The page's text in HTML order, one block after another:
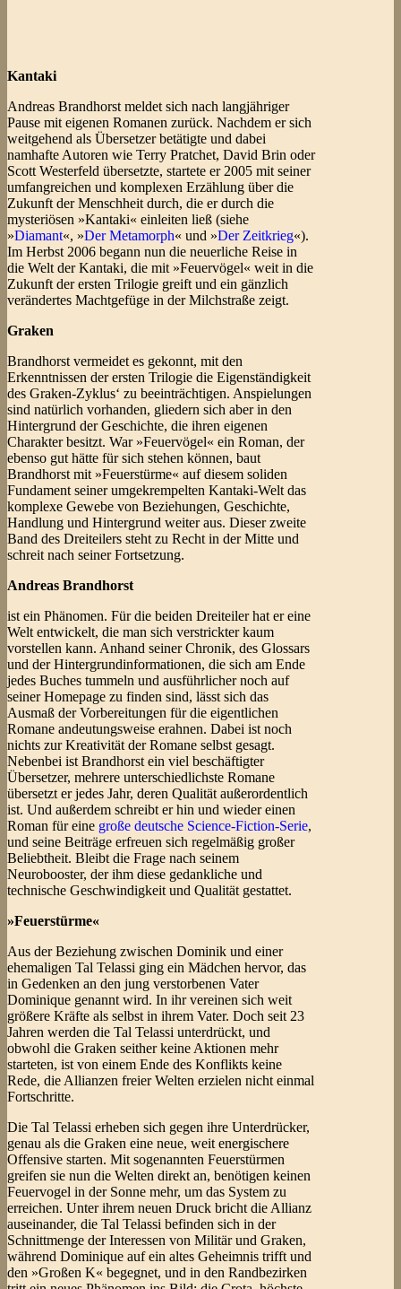
Kantaki
Andreas Brandhorst meldet sich nach langjähriger
Pause mit eigenen Romanen zurück. Nachdem er sich
weitgehend als Übersetzer betätigte und dabei
namhafte Autoren wie Terry Pratchet, David Brin oder
Scott Westerfeld übersetzte, startete er 2005 mit seiner
umfangreichen und komplexen Erzählung über die
Zukunft der Menschheit durch, die er durch die
mysteriösen »Kantaki« einleiten ließ (siehe
»Diamant«, »Der Metamorph« und »Der Zeitkrieg«).
Im Herbst 2006 begann nun die neuerliche Reise in
die Welt der Kantaki, die mit »Feuervögel« weit in die
Zukunft der ersten Trilogie greift und ein gänzlich
verändertes Machtgefüge in der Milchstraße zeigt.
Graken
Brandhorst vermeidet es gekonnt, mit den
Erkenntnissen der ersten Trilogie die Eigenständigkeit
des Graken-Zyklus‘ zu beeinträchtigen. Anspielungen
sind natürlich vorhanden, gliedern sich aber in den
Hintergrund der Geschichte, die ihren eigenen
Charakter besitzt. War »Feuervögel« ein Roman, der
ebenso gut hätte für sich stehen können, baut
Brandhorst mit »Feuerstürme« auf diesem soliden
Fundament seiner umgekrempelten Kantaki-Welt das
komplexe Gewebe von Beziehungen, Geschichte,
Handlung und Hintergrund weiter aus. Dieser zweite
Band des Dreiteilers steht zu Recht in der Mitte und
schreit nach seiner Fortsetzung.
Andreas Brandhorst
ist ein Phänomen. Für die beiden Dreiteiler hat er eine
Welt entwickelt, die man sich verstrickter kaum
vorstellen kann. Anhand seiner Chronik, des Glossars
und der Hintergrundinformationen, die sich am Ende
jedes Buches tummeln und ausführlicher noch auf
seiner Homepage zu finden sind, lässt sich das
Ausmaß der Vorbereitungen für die eigentlichen
Romane andeutungsweise erahnen. Dabei ist noch
nichts zur Kreativität der Romane selbst gesagt.
Nebenbei ist Brandhorst ein viel beschäftigter
Übersetzer, mehrere unterschiedlichste Romane
übersetzt er jedes Jahr, deren Qualität außerordentlich
ist. Und außerdem schreibt er hin und wieder einen
Roman für eine große deutsche Science-Fiction-Serie,
und seine Beiträge erfreuen sich regelmäßig großer
Beliebtheit. Bleibt die Frage nach seinem
Neurobooster, der ihm diese gedankliche und
technische Geschwindigkeit und Qualität gestattet.
»Feuerstürme«
Aus der Beziehung zwischen Dominik und einer
ehemaligen Tal Telassi ging ein Mädchen hervor, das
in Gedenken an den jung verstorbenen Vater
Dominique genannt wird. In ihr vereinen sich weit
größere Kräfte als selbst in ihrem Vater. Doch seit 23
Jahren werden die Tal Telassi unterdrückt, und
obwohl die Graken seither keine Aktionen mehr
starteten, ist von einem Ende des Konflikts keine
Rede, die Allianzen freier Welten erzielen nicht einmal
Fortschritte.
Die Tal Telassi erheben sich gegen ihre Unterdrücker,
genau als die Graken eine neue, weit energischere
Offensive starten. Mit sogenannten Feuerstürmen
greifen sie nun die Welten direkt an, benötigen keinen
Feuervogel in der Sonne mehr, um das System zu
erreichen. Unter ihrem neuen Druck bricht die Allianz
auseinander, die Tal Telassi befinden sich in der
Schnittmenge der Interessen von Militär und Graken,
während Dominique auf ein altes Geheimnis trifft und
den »Großen K« begegnet, und in den Randbezirken